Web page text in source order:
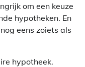
om een keuze
hypotheken. En
eens zoiets als
hypotheek.